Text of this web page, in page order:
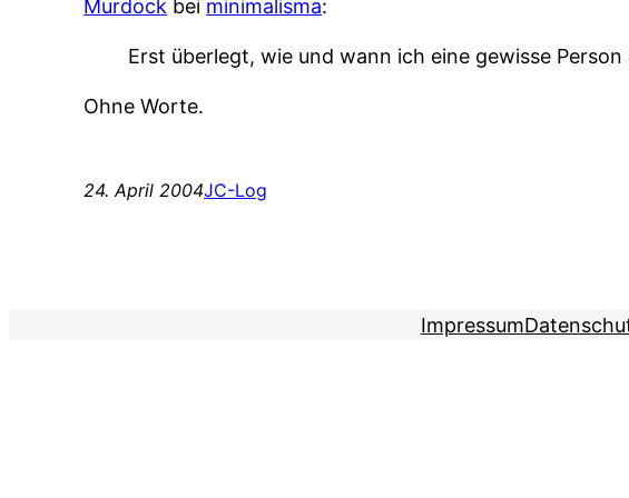
Murdock bei minimalisma:
Erst überlegt, wie und wann ich eine gewisse
Ohne Worte.
24. April 2004JC-Log
Impressum